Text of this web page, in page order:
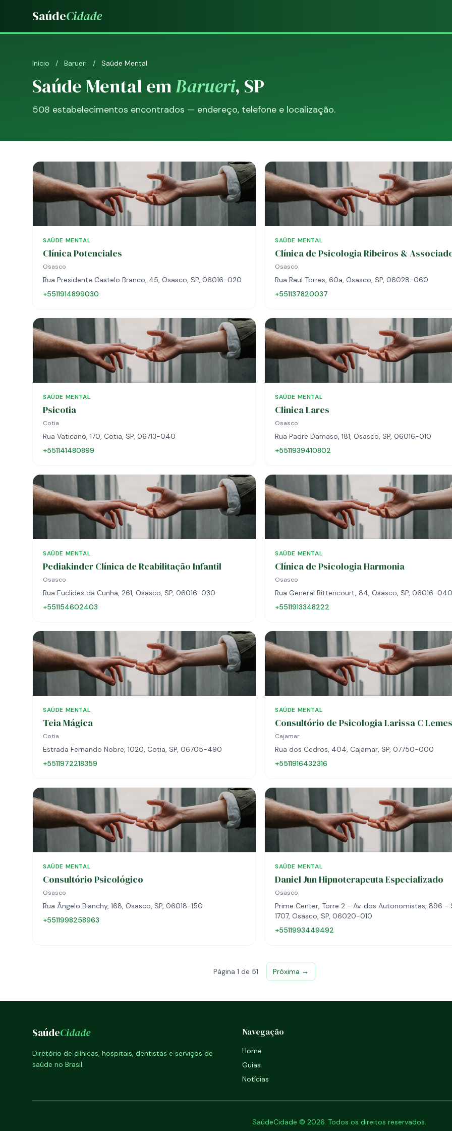
SaúdeCidade
Início / Barueri / Saúde Mental
Saúde Mental emBarueri, SP
508 estabelecimentos encontrados — endereço, telefone e localização.
SAÚDE MENTAL
Clínica Potenciales
Osasco
Rua Presidente Castelo Branco, 45, Osasco, SP, 06016-020
+5511914899030
SAÚDE MENTAL
Clínica de Psicologia Ribeiros &
Osasco
Rua Raul Torres, 60a, Osasco, SP, 06028-060
+551137820037
SAÚDE MENTAL
Psicotia
Cotia
Rua Vaticano, 170, Cotia, SP, 06713-040
+551141480899
SAÚDE MENTAL
Clinica Lares
Osasco
Rua Padre Damaso, 181, Osasco, SP, 06016-010
+5511939410802
SAÚDE MENTAL
Pediakinder Clínica de Reabilitação Infantil
Osasco
Rua Euclides da Cunha, 261, Osasco, SP, 06016-030
+551154602403
SAÚDE MENTAL
Clínica de Psicologia Harmonia
Osasco
Rua General Bittencourt, 84, Osasco, SP, 06016-040
+5511913348222
SAÚDE MENTAL
Teia Mágica
Cotia
Estrada Fernando Nobre, 1020, Cotia, SP, 06705-490
+5511972218359
SAÚDE MENTAL
Consultório de Psicologia Larissa C Lemes
Cajamar
Rua dos Cedros, 404, Cajamar, SP, 07750-000
+5511916432316
SAÚDE MENTAL
Consultório Psicológico
Osasco
Rua Ângelo Bianchy, 168, Osasco, SP, 06018-150
+5511998258963
SAÚDE MENTAL
Daniel Jun Hipnoterapeuta Especializado
Osasco
Prime Center, Torre 2 - Av. dos Autonomistas, 896 -
1707, Osasco, SP, 06020-010
+5511993449492
Página 1 de 51 Próxima →
SaúdeCidade
Diretório de clínicas, hospitais, dentistas e serviços de
saúde no Brasil.
Navegação
Home
Guias
Notícias
SaúdeCidade © 2026. Todos os direitos reservados.